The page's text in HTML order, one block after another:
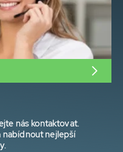
nás kontaktovat.
nabídnout nejlepší